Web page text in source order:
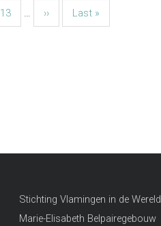
Pagina
13 …
Volgende
››
Laatste
Last »
Stichting Vlamingen in de Wereld
Marie-Elisabeth Belpairegebouw